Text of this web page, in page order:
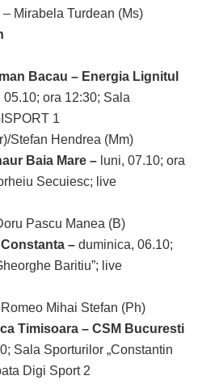
Mirabela Turdean (Ms)
Bacau – Energia Lignitul
05.10; ora 12:30; Sala
1
Stefan Hendrea (Mm)
Baia Mare – luni, 07.10; ora
Secuiesc; live
Pascu Manea (B)
– duminica, 06.10;
Baritiu”; live
Mihai Stefan (Ph)
Timisoara – CSM Bucuresti
Sala Sporturilor „Constantin
Digi Sport 2